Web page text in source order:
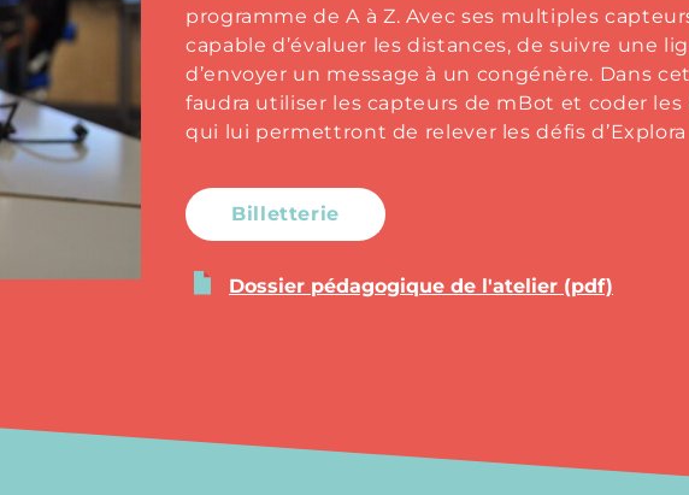
programme de A à Z. Avec ses multiples
capable d’évaluer les distances, de suivre une
d’envoyer un message à un congénère. Dans
faudra utiliser les capteurs de mBot et coder
qui lui permettront de relever les défis d’Explora
Billetterie
Dossier pédagogique de l'atelier (pdf)